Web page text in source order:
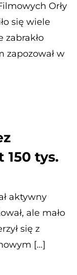
Orły
się wiele
zabrakło
zapozował w
150 tys.
aktywny
ale mało
się z
[…]